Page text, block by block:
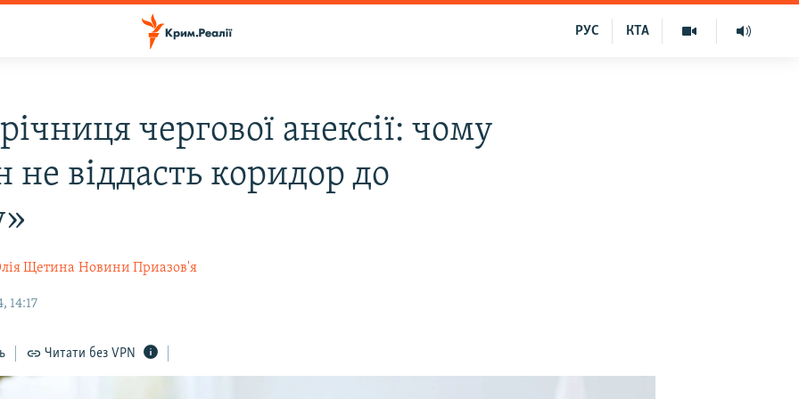
КТА
РУС
чергової анексії: чому
не віддасть коридор до
Щетина Новини Приазов'я
14:17
Читати без VPN